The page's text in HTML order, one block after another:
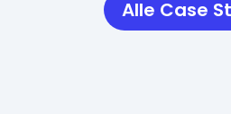
Alle Case